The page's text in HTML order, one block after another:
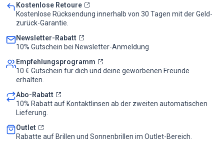
Kostenlose Retoure
Kostenlose Rücksendung innerhalb von 30 Tagen mit der Geld-
zurück-Garantie.
Newsletter-Rabatt
10% Gutschein bei Newsletter-Anmeldung
Empfehlungsprogramm
10 € Gutschein für dich und deine geworbenen Freunde
erhalten.
Abo-Rabatt
10% Rabatt auf Kontaktlinsen ab der zweiten automatischen
Lieferung.
Outlet
Rabatte auf Brillen und Sonnenbrillen im Outlet-Bereich.